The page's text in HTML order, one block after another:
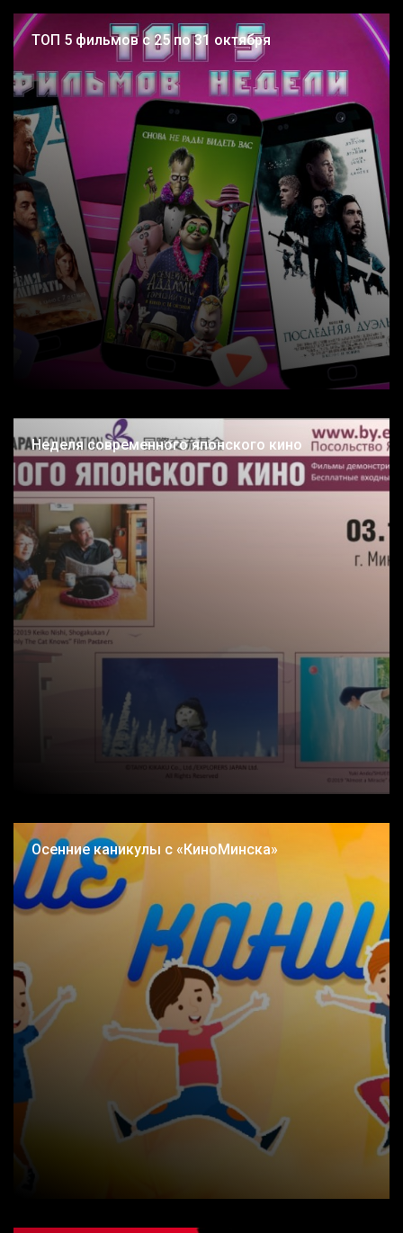
ТОП 5 фильмов с 25 по 31 октября
Неделя современного японского кино
Осенние каникулы с «КиноМинска»